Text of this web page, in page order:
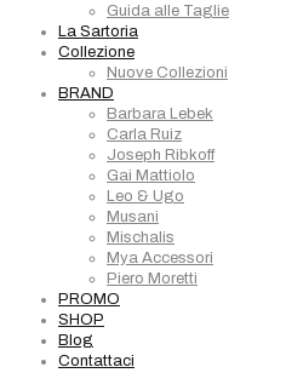
Guida alle Taglie
La Sartoria
Collezione
Nuove Collezioni
BRAND
Barbara Lebek
Carla Ruiz
Joseph Ribkoff
Gai Mattiolo
Leo & Ugo
Musani
Mischalis
Mya Accessori
Piero Moretti
PROMO
SHOP
Blog
Contattaci